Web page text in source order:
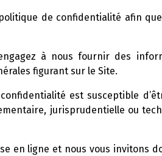
de confidentialité afin
à nous fournir des
figurant sur le Site.
est susceptible
jurisprudentielle ou
en ligne et nous vous